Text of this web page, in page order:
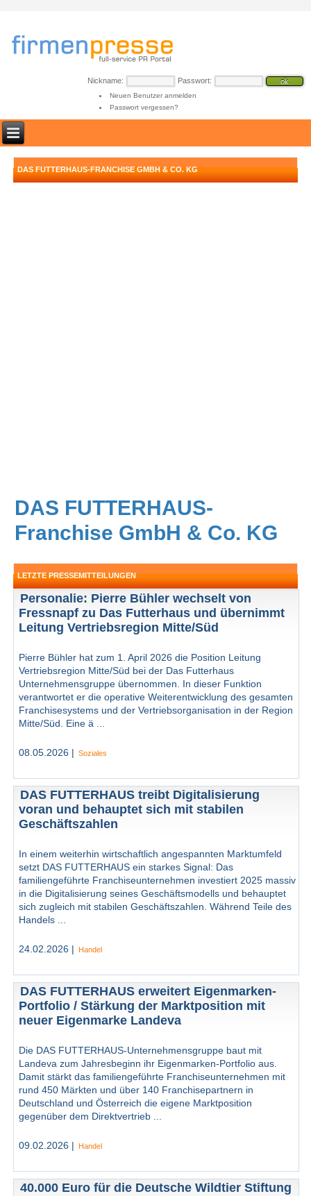
Nickname: Passwort:
Neuen Benutzer anmelden
Passwort vergessen?
DAS FUTTERHAUS-FRANCHISE GMBH & CO. KG
DAS FUTTERHAUS-
Franchise GmbH & Co. KG
LETZTE PRESSEMITTEILUNGEN
Personalie: Pierre Bühler wechselt von
Fressnapf zu Das Futterhaus und übernimmt
Leitung Vertriebsregion Mitte/Süd
Pierre Bühler hat zum 1. April 2026 die Position Leitung
Vertriebsregion Mitte/Süd bei der Das Futterhaus
Unternehmensgruppe übernommen. In dieser Funktion
verantwortet er die operative Weiterentwicklung des gesamten
Franchisesystems und der Vertriebsorganisation in der Region
Mitte/Süd. Eine ä ...
08.05.2026 | Soziales
DAS FUTTERHAUS treibt Digitalisierung
voran und behauptet sich mit stabilen
Geschäftszahlen
In einem weiterhin wirtschaftlich angespannten Marktumfeld
setzt DAS FUTTERHAUS ein starkes Signal: Das
familiengeführte Franchiseunternehmen investiert 2025 massiv
in die Digitalisierung seines Geschäftsmodells und behauptet
sich zugleich mit stabilen Geschäftszahlen. Während Teile des
Handels ...
24.02.2026 | Handel
DAS FUTTERHAUS erweitert Eigenmarken-
Portfolio / Stärkung der Marktposition mit
neuer Eigenmarke Landeva
Die DAS FUTTERHAUS-Unternehmensgruppe baut mit
Landeva zum Jahresbeginn ihr Eigenmarken-Portfolio aus.
Damit stärkt das familiengeführte Franchiseunternehmen mit
rund 450 Märkten und über 140 Franchisepartnern in
Deutschland und Österreich die eigene Marktposition
gegenüber dem Direktvertrieb ...
09.02.2026 | Handel
40.000 Euro für die Deutsche Wildtier Stiftung